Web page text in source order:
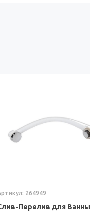
Артикул: 154846
Слив-Перелив для Ванны
«Aquanet» A1850 75см